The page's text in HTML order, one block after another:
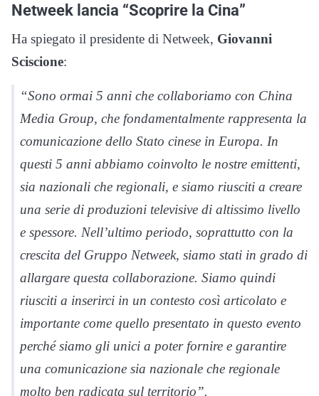
Netweek lancia “Scoprire la Cina”
Ha spiegato il presidente di Netweek, Giovanni
Sciscione:
“Sono ormai 5 anni che collaboriamo con China
Media Group, che fondamentalmente rappresenta la
comunicazione dello Stato cinese in Europa. In
questi 5 anni abbiamo coinvolto le nostre emittenti,
sia nazionali che regionali, e siamo riusciti a creare
una serie di produzioni televisive di altissimo livello
e spessore. Nell’ultimo periodo, soprattutto con la
crescita del Gruppo Netweek, siamo stati in grado di
allargare questa collaborazione. Siamo quindi
riusciti a inserirci in un contesto così articolato e
importante come quello presentato in questo evento
perché siamo gli unici a poter fornire e garantire
una comunicazione sia nazionale che regionale
molto ben radicata sul territorio”.